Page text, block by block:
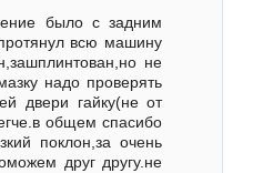
было с задним
всю машину
не
надо проверять
двери гайку(не от
общем спасибо
поклон,за очень
друг другу.не